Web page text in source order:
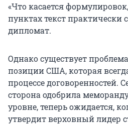
«Что касается
пунктах текст практически
дипломат.
Однако существует
позиции США, которая
процессе договоренностей.
сторона одобрила
уровне, теперь ожидается,
утвердит верховный лидер